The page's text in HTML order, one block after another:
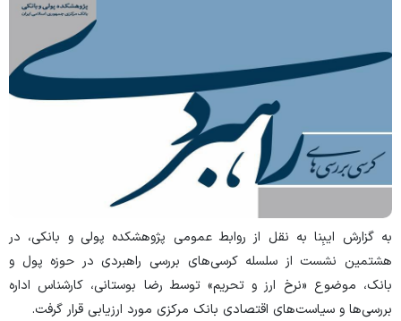
به گزارش ایبِنابه نقل از روابط عمومی پژوهشکده پولی و بانکی، در
هشتمین نشست از سلسله کرسی‌های‌ بررسی‌ راهبردی در حوزه پول و
بانک، موضوع «نرخ ارز و تحریم» توسط رضا بوستانی، کارشناس اداره
بررسی‌ها و سیاست‌های اقتصادی بانک مرکزی مورد ارزیابی قرار گرفت.